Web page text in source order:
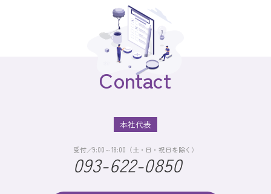
Contact
本社代表
受付／9:00～18:00（土・日・祝日を除く）
093-622-0850